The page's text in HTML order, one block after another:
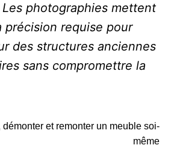
photographies mettent
précision requise pour
des structures anciennes
sans compromettre la
démonter et remonter un meuble soi-
même